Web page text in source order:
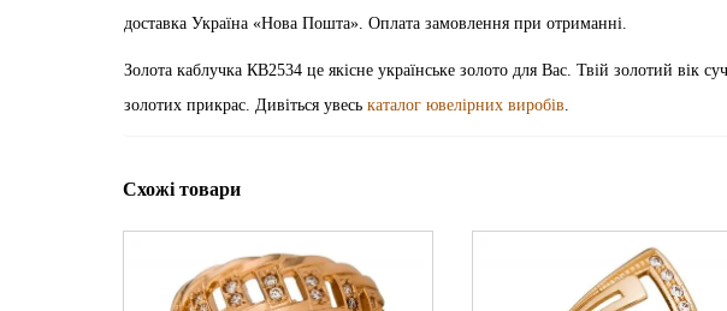
доставка Україна «Нова Пошта». Оплата замовлення при отриманні.
Золота каблучка КВ2534 це якісне українське золото для Вас. Твій золотий вік
золотих прикрас. Дивіться увесь каталог ювелірних виробів.
Схожі товари